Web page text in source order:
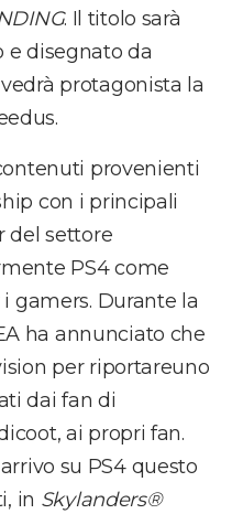
. Il titolo sarà
e disegnato da
protagonista la
provenienti
con i principali
del settore
PS4 come
gamers. Durante la
ha annunciato che
per riportareuno
dai fan di
ai propri fan.
su PS4 questo
in Skylanders®